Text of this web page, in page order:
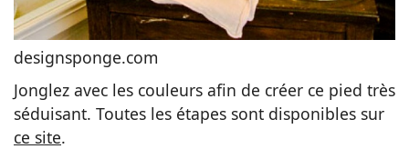
designsponge.com
Jonglez avec les couleurs afin de créer ce pied très
séduisant. Toutes les étapes sont disponibles sur
ce site.